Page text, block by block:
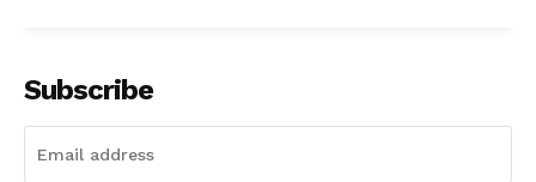
Subscribe